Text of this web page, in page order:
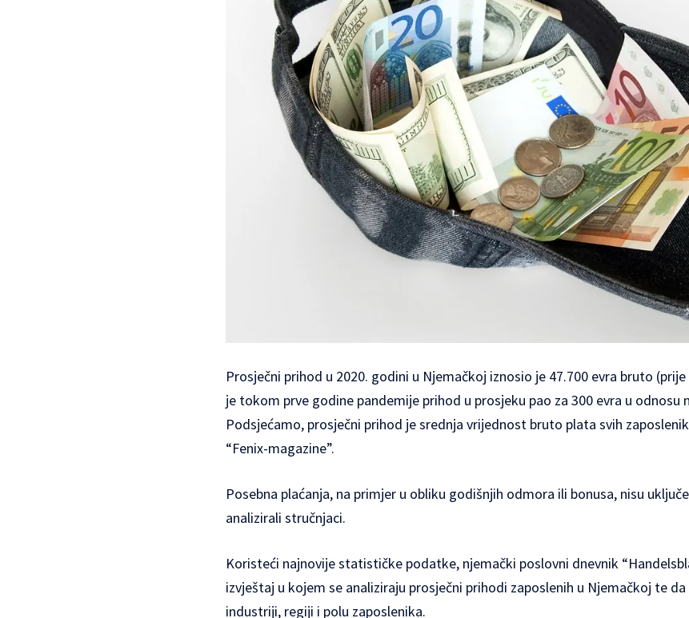
Prosječni prihod u 2020. godini u Njemačkoj iznosio je 47.700 evra bruto
je tokom prve godine pandemije prihod u prosjeku pao za 300 evra u odnosu
Podsjećamo, prosječni prihod je srednja vrijednost bruto plata svih
“Fenix-magazine”.
Posebna plaćanja, na primjer u obliku godišnjih odmora ili bonusa, nisu
analizirali stručnjaci.
Koristeći najnovije statističke podatke, njemački poslovni dnevnik
izvještaj u kojem se analiziraju prosječni prihodi zaposlenih u Njemačkoj te
industriji, regiji i polu zaposlenika.